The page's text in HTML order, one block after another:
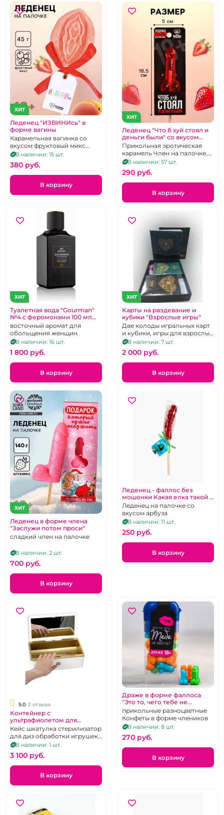
ХИТ
Леденец "ИЗВИНИсь" в
форме вагины
Карамельная вагинка со
вкусом фруктовый микс
клубника с абрикосом.
В наличии: 15 шт.
380 pуб.
В корзину
ХИТ
Леденец "Что б хуй стоял и
деньги были" со вкусом
клубники
Прикольная эротическая
карамель Член на палочке,
клубничный вкус, 20 г
В наличии: 57 шт.
290 pуб.
В корзину
ХИТ
Туалетная вода "Gourman"
№4 с феромонами 100 мл
для мужчин
восточный аромат для
обольщения женщин
В наличии: 16 шт.
1 800 pуб.
В корзину
ХИТ
Карты на раздевание и
кубики "Взрослые игры"
Две колоды игральных карт
и кубики, игры для взрослых
"Любовь"
В наличии: 7 шт.
2 000 pуб.
В корзину
ХИТ
Леденец в форме члена
"Заслужи потом проси"
сладкий член на палочке
В наличии: 2 шт.
700 pуб.
В корзину
Леденец - фаллос без
мошонки Какая елка такой и
подарок"
Леденец на палочке со
вкусом арбуза
В наличии: 11 шт.
250 pуб.
В корзину
5.0 2 отзыва
Контейнер с
ультрафиолетом для
обработки секс игрушек
Кейс шкатулка стерилизатор
для диз обработки игрушек
ультрафиолетом
В наличии: 1 шт.
3 100 pуб.
В корзину
Драже в форме фаллоса
"Это то, чего тебе не
хватает"
прикольные разноцветные
Конфеты в форме члеников
В наличии: 8 шт.
270 pуб.
В корзину